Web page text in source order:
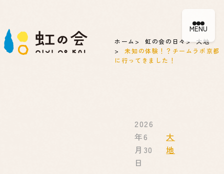
MENU
ホーム 虹の会の日々
大地
未知の体験！？チームラボ京都
に行ってきました！
大
地
2026
年6
月30
日